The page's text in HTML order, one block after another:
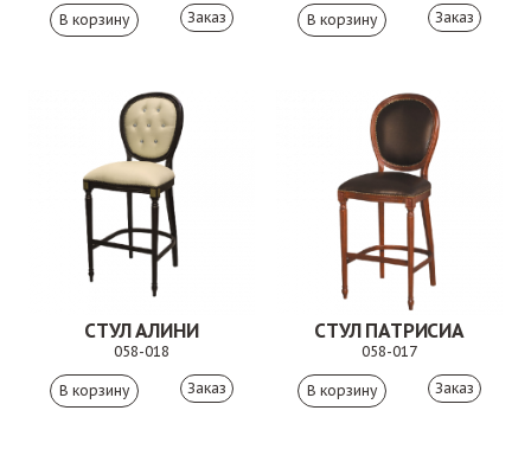
Заказ Заказ
СТУЛ АЛИНИ
058-018
Заказ
СТУЛ ПАТРИСИА
058-017
Заказ